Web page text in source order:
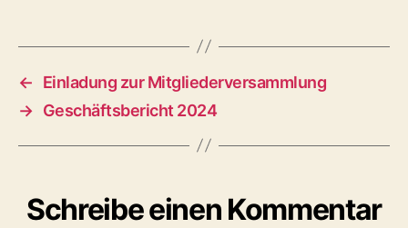
←
Einladung zur Mitgliederversammlung
→ Geschäftsbericht 2024
Schreibe einen Kommentar